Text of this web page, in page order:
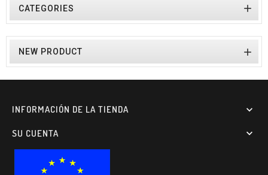
CATEGORIES 
NEW PRODUCT 
INFORMACIÓN DE LA TIENDA 
SU CUENTA 